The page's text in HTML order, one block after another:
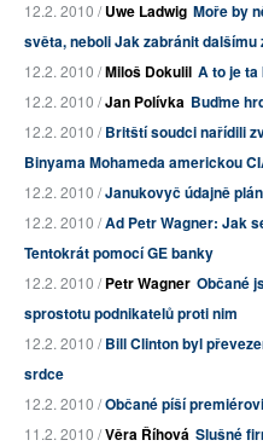
12.2. 2010 /Uwe Ladwig Moře by
světa, neboli Jak zabránit
12.2. 2010 /Miloš Dokulil A to je ta
12.2. 2010 /Jan Polívka Buďme
12.2. 2010 /Britští soudci nařídili
Binyama Mohameda americkou
12.2. 2010 /Janukovyč údajně
12.2. 2010 /Ad Petr Wagner: Jak
Tentokrát pomocí GE banky
12.2. 2010 /Petr Wagner Občané
sprostotu podnikatelů proti nim
12.2. 2010 /Bill Clinton byl
srdce
12.2. 2010 /Občané píší
11.2. 2010 /Věra Říhová Slušné